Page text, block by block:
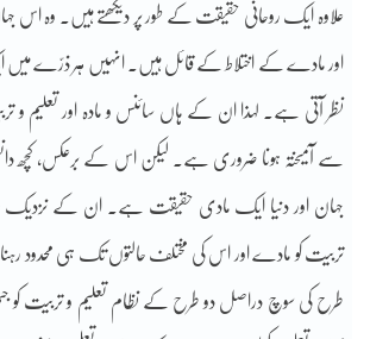
علاوہ ایک روحانی حقیقت کے طور پر دیکھتے ہیں۔ وہ اس
اور مادے کے اختلاط کے قائل ہیں۔ انہیں ہر ذرّے میں ایک
نظر آتی ہے۔ لہذا ان کے ہاں سائنس و مادہ اور تعلیم و
سے آمیختہ ہونا ضروری ہے۔ لیکن اس کے برعکس، کچھ
جہان اور دنیا ایک مادی حقیقت ہے۔ ان کے نزدیک
تربیت کو مادے اور اس کی مختلف حالتوں تک ہی محدود
طرح کی سوچ دراصل دو طرح کے نظام تعلیم و تربیت کو